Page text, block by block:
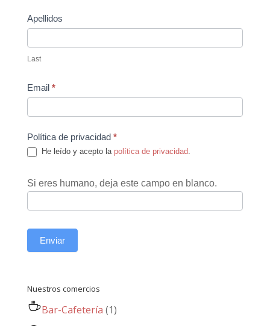
Apellidos
Last
Email *
Política de privacidad *
He leído y acepto la política de privacidad
Si eres humano, deja este campo en blanco.
Enviar
Nuestros comercios
Bar-Cafetería (1)